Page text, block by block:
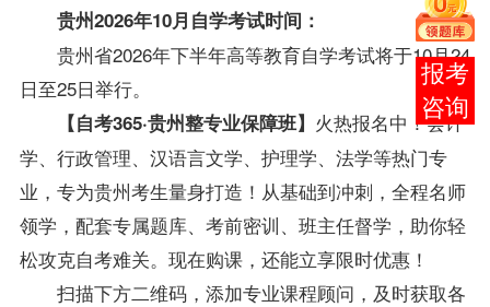
贵州2026年10月自学考试时间 ：
贵州省2026年下半年高等教育自学考试将于10月24
日至25日举行。
【自考365·贵州整专业保障班】 火热报名中！会计
学、行政管理、汉语言文学、护理学、法学等热门专
业，专为贵州考生量身打造！从基础到冲刺，全程名师
领学，配套专属题库、考前密训、班主任督学，助你轻
松攻克自考难关。 现在购课，还能立享限时优惠！
扫描下方二维码，添加专业课程顾问，及时获取各
报考
咨询